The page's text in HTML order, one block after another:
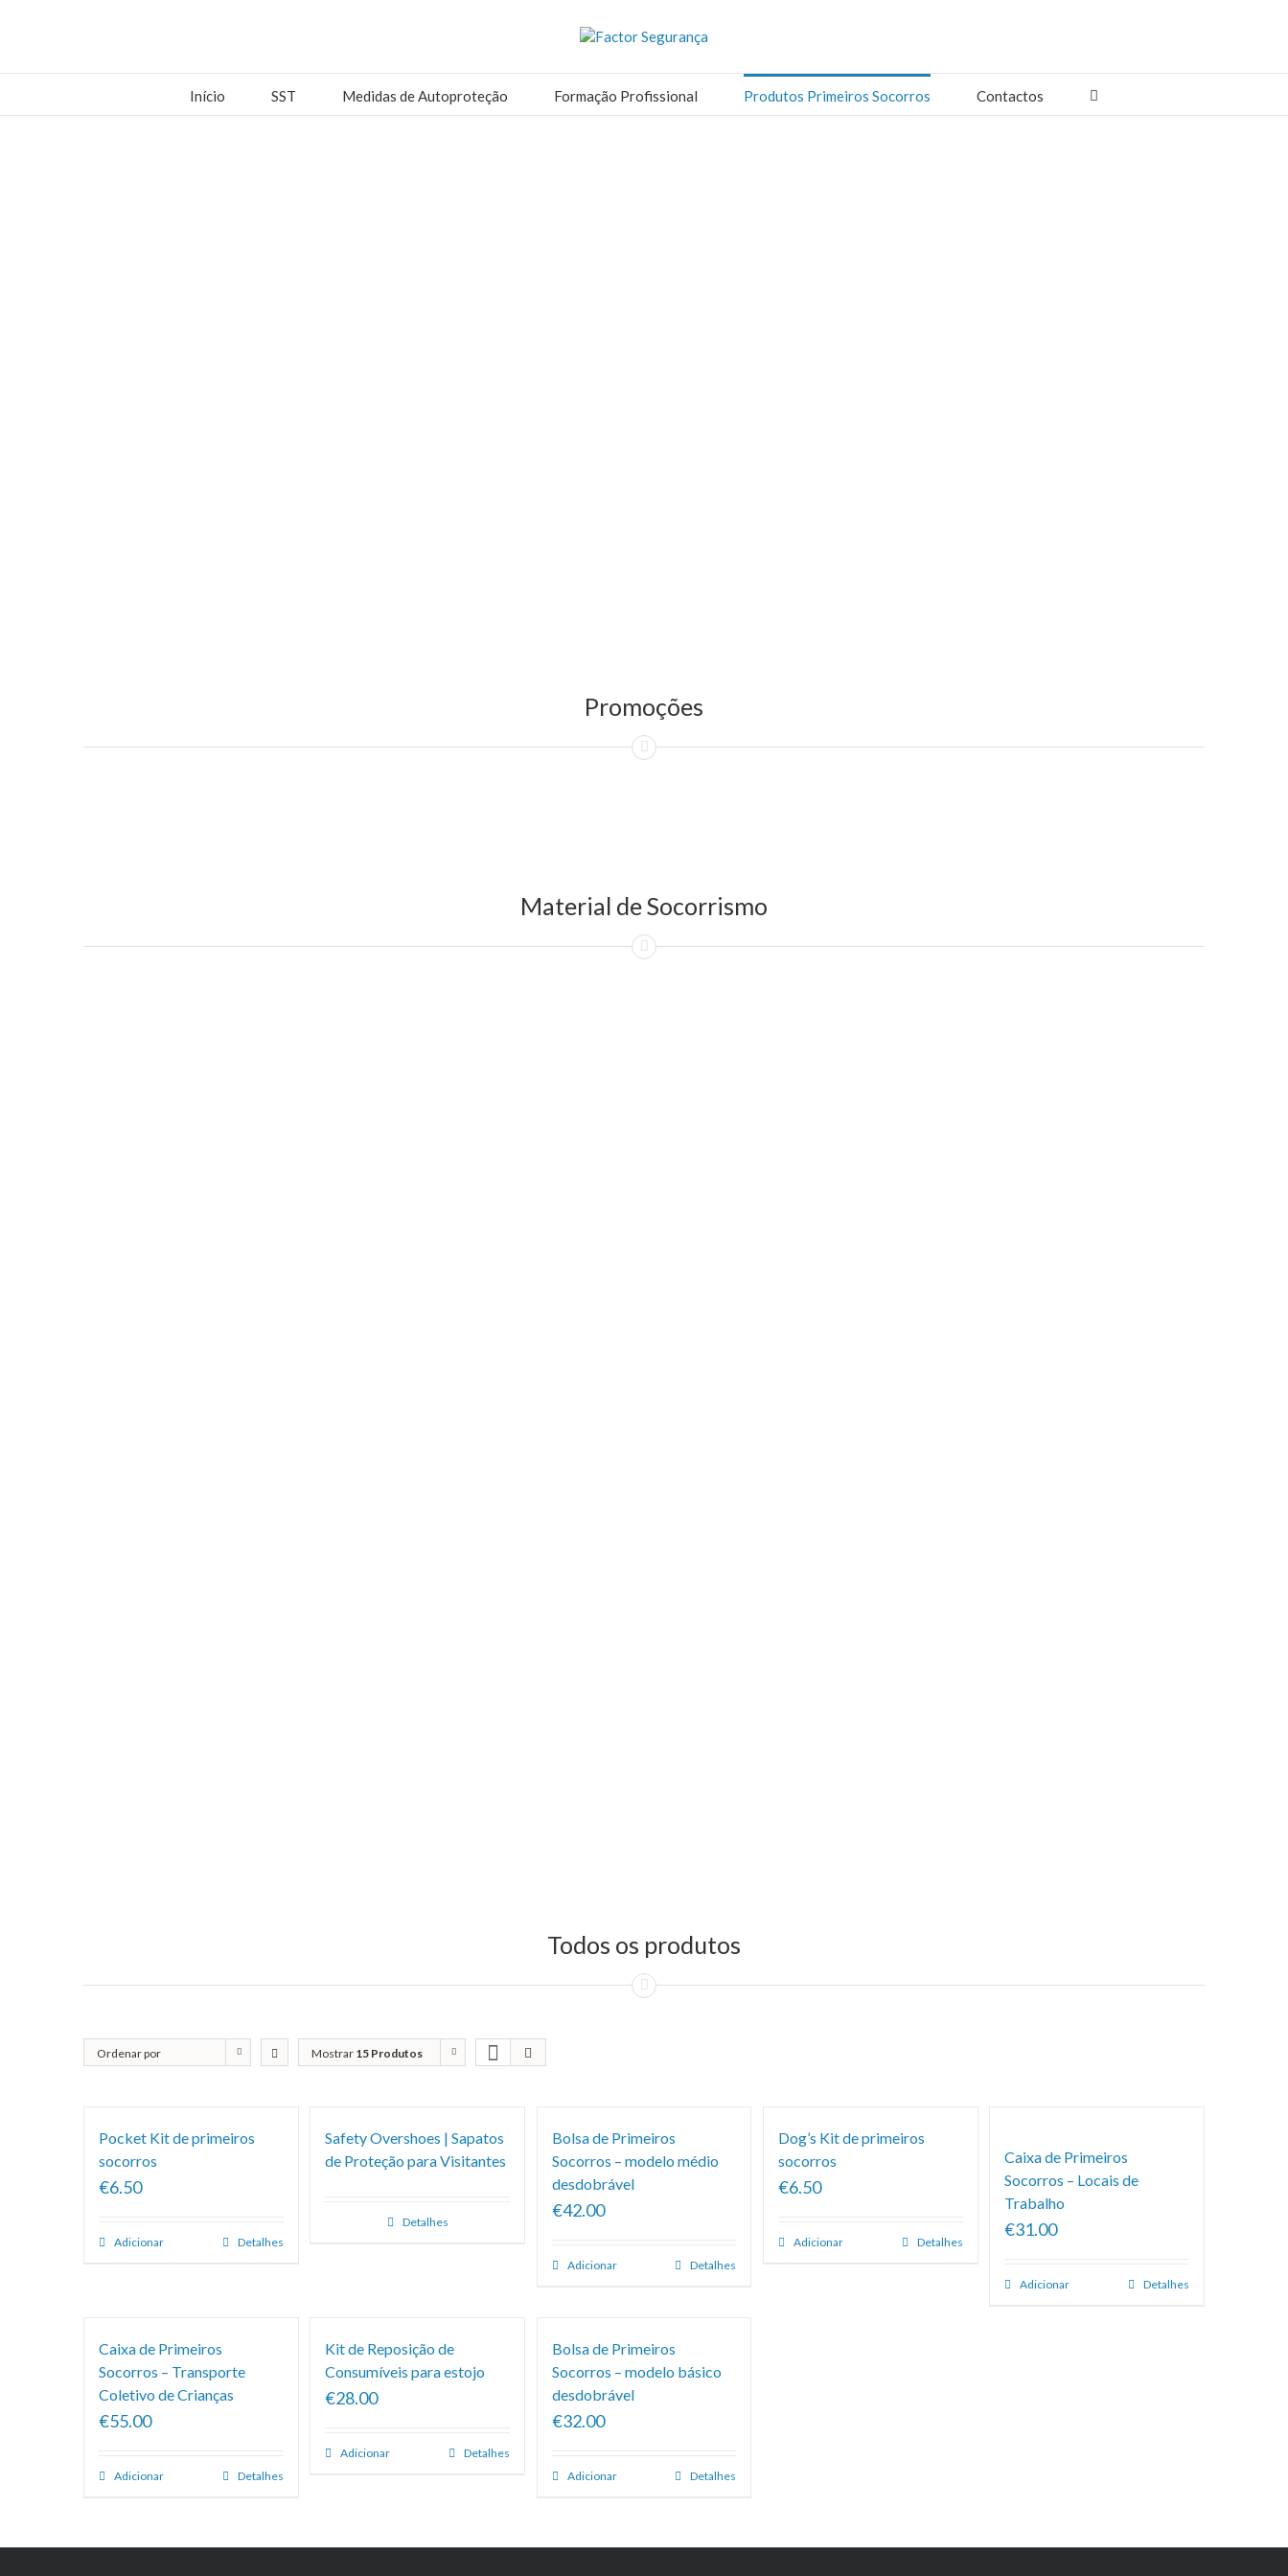
Início SST Medidas de Autoproteção Formação Profissional Produtos Primeiros Socorros Contactos
Promoções
Material de Socorrismo
Todos os produtos
Ordenar por
Mostrar 15 Produtos
Pocket Kit de primeiros
socorros
€6.50
Adicionar Detalhes
Safety Overshoes | Sapatos
de Proteção para Visitantes
Detalhes
Bolsa de Primeiros
Socorros – modelo médio
desdobrável
€42.00
Adicionar Detalhes
Dog’s Kit de primeiros
socorros
€6.50
Adicionar Detalhes
Caixa de Primeiros
Socorros – Locais de
Trabalho
€31.00
Adicionar Detalhes
Caixa de Primeiros
Socorros – Transporte
Coletivo de Crianças
€55.00
Adicionar Detalhes
Kit de Reposição de
Consumíveis para estojo
€28.00
Adicionar Detalhes
Bolsa de Primeiros
Socorros – modelo básico
desdobrável
€32.00
Adicionar Detalhes